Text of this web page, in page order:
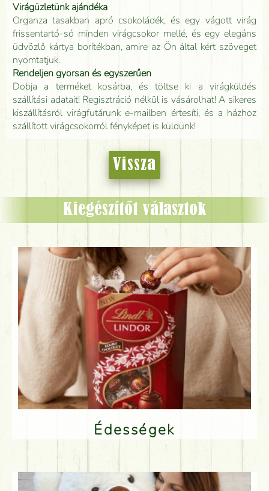
Virágüzletünk ajándéka
Organza tasakban apró csokoládék, és egy vágott virág
frissentartó-só minden virágcsokor mellé, és egy elegáns
üdvözlő kártya borítékban, amire az Ön által kért szöveget
nyomtatjuk.
Rendeljen gyorsan és egyszerűen
Dobja a terméket kosárba, és töltse ki a virágküldés
szállítási adatait! Regisztráció nélkül is vásárolhat! A sikeres
kiszállításról virágfutárunk e-mailben értesíti, és a házhoz
szállított virágcsokorról fényképet is küldünk!
Vissza
Kiegészítőt választok
Édességek